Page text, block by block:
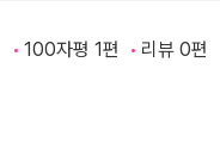
100자평 1편 리뷰 0편